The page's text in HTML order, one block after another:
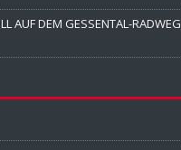
AUF DEM GESSENTAL-RADWEG